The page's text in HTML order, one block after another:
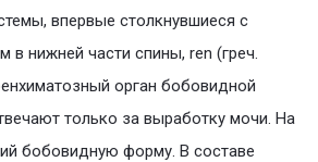
впервые столкнувшиеся с
нижней части спины, ren (греч.
орган бобовидной
только за выработку мочи. На
бобовидную форму. В составе